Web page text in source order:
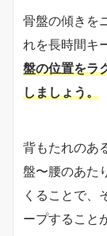
骨盤の傾きを
れを長時間キ
盤の位置をラ
しましょう。
背もたれのあ
盤〜腰のあた
くることで、
ープすること